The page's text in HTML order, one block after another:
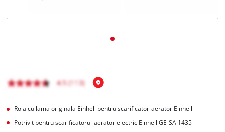
Rola cu lama originala Einhell pentru scarificator-aerator Einhell
Potrivit pentru scarificatorul-aerator electric Einhell GE-SA 1435